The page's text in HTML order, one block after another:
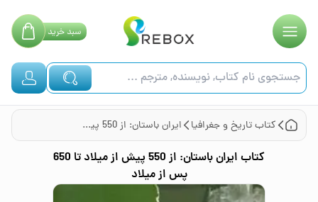
سبدخرید
کتابتاریخ و جغرافیا ایران باستان: از 550 پیش از میلاد تا 650 پس از میلاد
کتاب
ایران باستان: از 550 پیش از میلاد تا 650
پس از میلاد